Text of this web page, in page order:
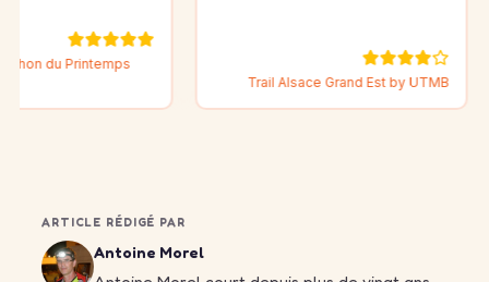
Trail Alsace Grand Est by UTMB
ARTICLE RÉDIGÉ PAR
Antoine Morel